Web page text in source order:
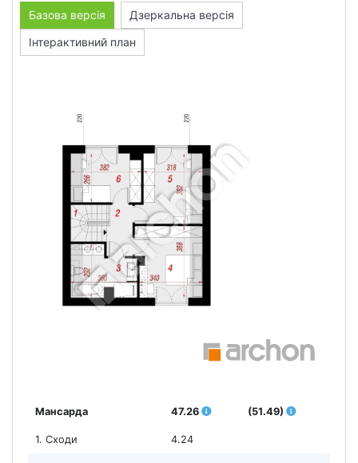
Базова версія
Дзеркальна версія
Інтерактивний план
Мансарда 47.26 (51.49)
1. Сходи 4.24